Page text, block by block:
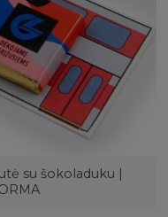
su šokoladuku |